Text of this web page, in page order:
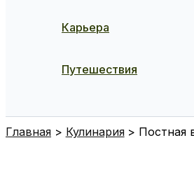
Карьера
Путешествия
Главная Кулинария Постная